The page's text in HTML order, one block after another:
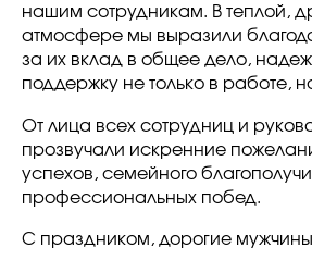
нашим сотрудникам. В теплой,
атмосфере мы выразили
за их вклад в общее дело,
поддержку не только в работе,
От лица всех сотрудниц и
прозвучали искренние
успехов, семейного
профессиональных побед.
С праздником, дорогие